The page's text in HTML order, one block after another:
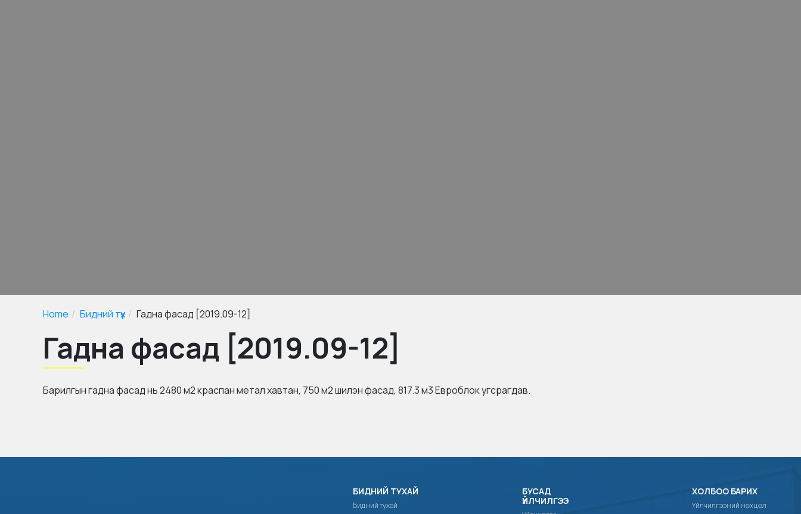
Home Бидний түүх Гадна фасад [2019.09-12]
Гадна фасад [2019.09-12]
Барилгын гадна фасад нь 2480 м2 краспан метал хавтан, 750 м2 шилэн фасад, 817.3 м3 Евроблок угсрагдав.
БИДНИЙ ТУХАЙ
Бидний тухай
БУСАД
ҮЙЛЧИЛГЭЭ
ХОЛБОО БАРИХ
Үйлчилгээний нөхцөл